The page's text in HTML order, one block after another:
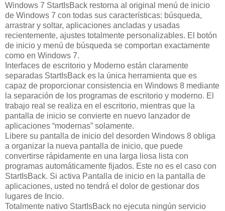
Windows 7 StartIsBack restorna al original menú de inicio
de Windows 7 con todas sus características: búsqueda,
arrastrar y soltar, aplicaciones ancladas y usadas
recientemente, ajustes totalmente personalizables. El botón
de inicio y menú de búsqueda se comportan exactamente
como en Windows 7.
Interfaces de escritorio y Moderno están claramente
separadas StartIsBack es la única herramienta que es
capaz de proporcionar consistencia en Windows 8 mediante
la separación de los programas de escritorio y moderno. El
trabajo real se realiza en el escritorio, mientras que la
pantalla de inicio se convierte en nuevo lanzador de
aplicaciones “modernas” solamente.
Libere su pantalla de inicio del desorden Windows 8 obliga
a organizar la nueva pantalla de inicio, que puede
convertirse rápidamente en una larga liosa lista con
programas automáticamente fijados. Este no es el caso con
StartIsBack. Si activa Pantalla de inicio en la pantalla de
aplicaciones, usted no tendrá el dolor de gestionar dos
lugares de Incio.
Totalmente nativo StartIsBack no ejecuta ningún servicio